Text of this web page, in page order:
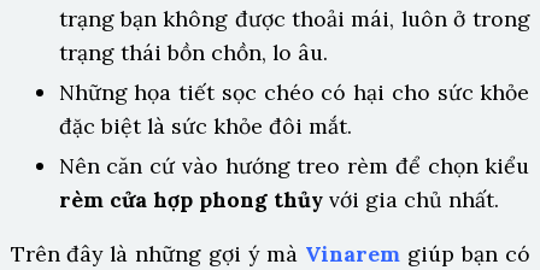
trạng bạn không được thoải mái, luôn ở trong
trạng thái bồn chồn, lo âu.
Những họa tiết sọc chéo có hại cho sức khỏe
đặc biệt là sức khỏe đôi mắt.
Nên căn cứ vào hướng treo rèm để chọn kiểu
rèm cửa hợp phong thủyvới gia chủ nhất.
Trên đây là những gợi ý mà Vinaremgiúp bạn có